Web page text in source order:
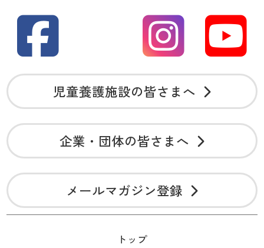
児童養護施設の皆さまへ
企業・団体の皆さまへ
メールマガジン登録
トップ